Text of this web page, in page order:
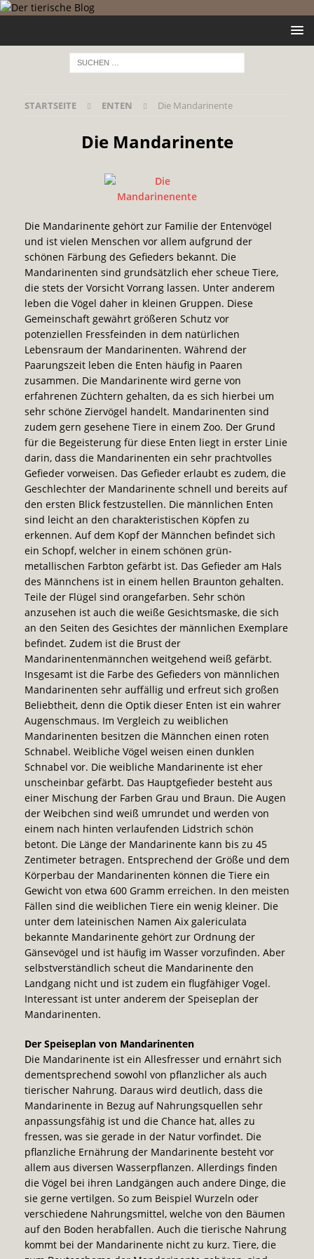
STARTSEITE ENTEN Die Mandarinente
Die Mandarinente
Die Mandarinente gehört zur Familie der Entenvögel
und ist vielen Menschen vor allem aufgrund der
schönen Färbung des Gefieders bekannt. Die
Mandarinenten sind grundsätzlich eher scheue Tiere,
die stets der Vorsicht Vorrang lassen. Unter anderem
leben die Vögel daher in kleinen Gruppen. Diese
Gemeinschaft gewährt größeren Schutz vor
potenziellen Fressfeinden in dem natürlichen
Lebensraum der Mandarinenten. Während der
Paarungszeit leben die Enten häufig in Paaren
zusammen. Die Mandarinente wird gerne von
erfahrenen Züchtern gehalten, da es sich hierbei um
sehr schöne Ziervögel handelt. Mandarinenten sind
zudem gern gesehene Tiere in einem Zoo. Der Grund
für die Begeisterung für diese Enten liegt in erster Linie
darin, dass die Mandarinenten ein sehr prachtvolles
Gefieder vorweisen. Das Gefieder erlaubt es zudem, die
Geschlechter der Mandarinente schnell und bereits auf
den ersten Blick festzustellen. Die männlichen Enten
sind leicht an den charakteristischen Köpfen zu
erkennen. Auf dem Kopf der Männchen befindet sich
ein Schopf, welcher in einem schönen grün-
metallischen Farbton gefärbt ist. Das Gefieder am Hals
des Männchens ist in einem hellen Braunton gehalten.
Teile der Flügel sind orangefarben. Sehr schön
anzusehen ist auch die weiße Gesichtsmaske, die sich
an den Seiten des Gesichtes der männlichen Exemplare
befindet. Zudem ist die Brust der
Mandarinentenmännchen weitgehend weiß gefärbt.
Insgesamt ist die Farbe des Gefieders von männlichen
Mandarinenten sehr auffällig und erfreut sich großen
Beliebtheit, denn die Optik dieser Enten ist ein wahrer
Augenschmaus. Im Vergleich zu weiblichen
Mandarinenten besitzen die Männchen einen roten
Schnabel. Weibliche Vögel weisen einen dunklen
Schnabel vor. Die weibliche Mandarinente ist eher
unscheinbar gefärbt. Das Hauptgefieder besteht aus
einer Mischung der Farben Grau und Braun. Die Augen
der Weibchen sind weiß umrundet und werden von
einem nach hinten verlaufenden Lidstrich schön
betont. Die Länge der Mandarinente kann bis zu 45
Zentimeter betragen. Entsprechend der Größe und dem
Körperbau der Mandarinenten können die Tiere ein
Gewicht von etwa 600 Gramm erreichen. In den meisten
Fällen sind die weiblichen Tiere ein wenig kleiner. Die
unter dem lateinischen Namen Aix galericulata
bekannte Mandarinente gehört zur Ordnung der
Gänsevögel und ist häufig im Wasser vorzufinden. Aber
selbstverständlich scheut die Mandarinente den
Landgang nicht und ist zudem ein flugfähiger Vogel.
Interessant ist unter anderem der Speiseplan der
Mandarinenten.
Der Speiseplan von Mandarinenten
Die Mandarinente ist ein Allesfresser und ernährt sich
dementsprechend sowohl von pflanzlicher als auch
tierischer Nahrung. Daraus wird deutlich, dass die
Mandarinente in Bezug auf Nahrungsquellen sehr
anpassungsfähig ist und die Chance hat, alles zu
fressen, was sie gerade in der Natur vorfindet. Die
pflanzliche Ernährung der Mandarinente besteht vor
allem aus diversen Wasserpflanzen. Allerdings finden
die Vögel bei ihren Landgängen auch andere Dinge, die
sie gerne vertilgen. So zum Beispiel Wurzeln oder
verschiedene Nahrungsmittel, welche von den Bäumen
auf den Boden herabfallen. Auch die tierische Nahrung
kommt bei der Mandarinente nicht zu kurz. Tiere, die